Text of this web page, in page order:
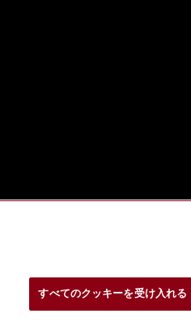
すべてのクッキーを受け入れる